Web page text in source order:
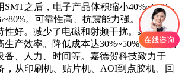
之后，电子产品体积缩小40%~60%，
。可靠性高、抗震能力强。焊点缺陷
性好。减少了电磁和射频干扰。易于实现
生产效率。降低成本达30%~50%。节省材
备、人力、时间等。嘉德贺科技致力于
，从印刷机、贴片机、AOI到点胶机、回